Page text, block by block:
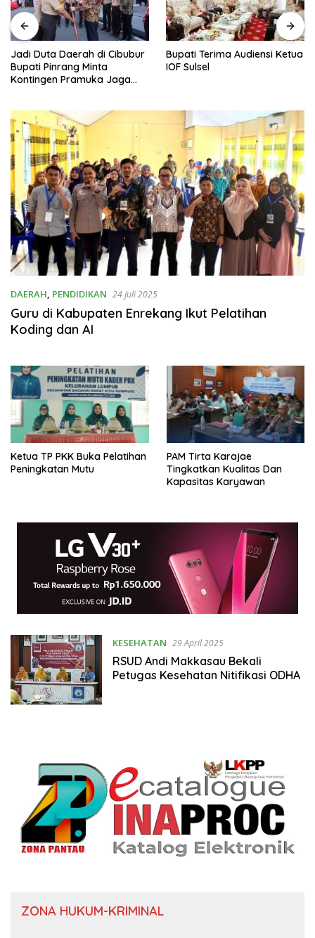
Jadi Duta Daerah di Cibubur
Bupati Pinrang Minta
Kontingen Pramuka Jaga
Bupati Terima Audiensi Ketua
IOF Sulsel
DAERAH, PENDIDIKAN 24 Juli 2025
Guru di Kabupaten Enrekang Ikut Pelatihan
Koding dan AI
Ketua TP PKK Buka Pelatihan
Peningkatan Mutu
PAM Tirta Karajae
Tingkatkan Kualitas Dan
Kapasitas Karyawan
KESEHATAN 29 April 2025
RSUD Andi Makkasau Bekali
Petugas Kesehatan Nitifikasi ODHA
ZONA HUKUM-KRIMINAL